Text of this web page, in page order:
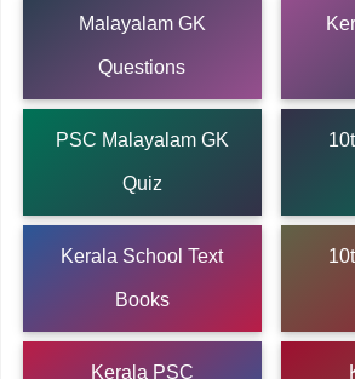
Malayalam GK
Questions
PSC Malayalam GK
Quiz
Kerala School Text
Books
Kerala PSC